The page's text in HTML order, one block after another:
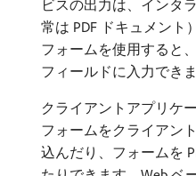
ビスの出力は、インタ
常は PDF ドキュメント
フォームを使用すると
フィールドに入力できま
クライアントアプリケ
フォームをクライアン
込んだり、フォームを